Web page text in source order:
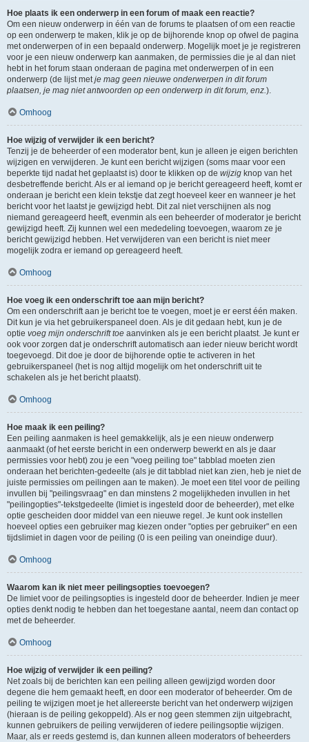
Hoe plaats ik een onderwerp in een forum of maak een reactie?
Om een nieuw onderwerp in één van de forums te plaatsen of om een reactie
op een onderwerp te maken, klik je op de bijhorende knop op ofwel de pagina
met onderwerpen of in een bepaald onderwerp. Mogelijk moet je je registreren
voor je een nieuw onderwerp kan aanmaken, de permissies die je al dan niet
hebt in het forum staan onderaan de pagina met onderwerpen of in een
onderwerp (de lijst metje mag geen nieuwe onderwerpen in dit forum
plaatsen, je mag niet antwoorden op een onderwerp in dit forum, enz.).
Omhoog
Hoe wijzig of verwijder ik een bericht?
Tenzij je de beheerder of een moderator bent, kun je alleen je eigen berichten
wijzigen en verwijderen. Je kunt een bericht wijzigen (soms maar voor een
beperkte tijd nadat het geplaatst is) door te klikken op de wijzig knop van het
desbetreffende bericht. Als er al iemand op je bericht gereageerd heeft, komt er
onderaan je bericht een klein tekstje dat zegt hoeveel keer en wanneer je het
bericht voor het laatst je gewijzigd hebt. Dit zal niet verschijnen als nog
niemand gereageerd heeft, evenmin als een beheerder of moderator je bericht
gewijzigd heeft. Zij kunnen wel een mededeling toevoegen, waarom ze je
bericht gewijzigd hebben. Het verwijderen van een bericht is niet meer
mogelijk zodra er iemand op gereageerd heeft.
Omhoog
Hoe voeg ik een onderschrift toe aan mijn bericht?
Om een onderschrift aan je bericht toe te voegen, moet je er eerst één maken.
Dit kun je via het gebruikerspaneel doen. Als je dit gedaan hebt, kun je de
optie voeg mijn onderschrift toe aanvinken als je een bericht plaatst. Je kunt er
ook voor zorgen dat je onderschrift automatisch aan ieder nieuw bericht wordt
toegevoegd. Dit doe je door de bijhorende optie te activeren in het
gebruikerspaneel (het is nog altijd mogelijk om het onderschrift uit te
schakelen als je het bericht plaatst).
Omhoog
Hoe maak ik een peiling?
Een peiling aanmaken is heel gemakkelijk, als je een nieuw onderwerp
aanmaakt (of het eerste bericht in een onderwerp bewerkt en als je daar
permissies voor hebt) zou je een "voeg peiling toe" tabblad moeten zien
onderaan het berichten-gedeelte (als je dit tabblad niet kan zien, heb je niet de
juiste permissies om peilingen aan te maken). Je moet een titel voor de peiling
invullen bij "peilingsvraag" en dan minstens 2 mogelijkheden invullen in het
"peilingopties"-tekstgedeelte (limiet is ingesteld door de beheerder), met elke
optie gescheiden door middel van een nieuwe regel. Je kunt ook instellen
hoeveel opties een gebruiker mag kiezen onder "opties per gebruiker" en een
tijdslimiet in dagen voor de peiling (0 is een peiling van oneindige duur).
Omhoog
Waarom kan ik niet meer peilingsopties toevoegen?
De limiet voor de peilingsopties is ingesteld door de beheerder. Indien je meer
opties denkt nodig te hebben dan het toegestane aantal, neem dan contact op
met de beheerder.
Omhoog
Hoe wijzig of verwijder ik een peiling?
Net zoals bij de berichten kan een peiling alleen gewijzigd worden door
degene die hem gemaakt heeft, en door een moderator of beheerder. Om de
peiling te wijzigen moet je het allereerste bericht van het onderwerp wijzigen
(hieraan is de peiling gekoppeld). Als er nog geen stemmen zijn uitgebracht,
kunnen gebruikers de peiling verwijderen of iedere peilingsoptie wijzigen.
Maar, als er reeds gestemd is, dan kunnen alleen moderators of beheerders